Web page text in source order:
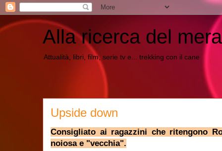
Alla ricerca del
Attualità, libri, film, serie tv e... trekking con il cane
Upside down
Consigliato ai ragazzini che ritengono
noiosa e "vecchia".